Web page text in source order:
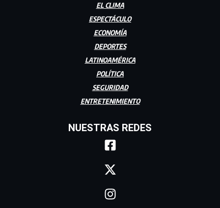
EL CLIMA
ESPECTÁCULO
ECONOMÍA
DEPORTES
LATINOAMÉRICA
POLÍTICA
SEGURIDAD
ENTRETENIMIENTO
NUESTRAS REDES